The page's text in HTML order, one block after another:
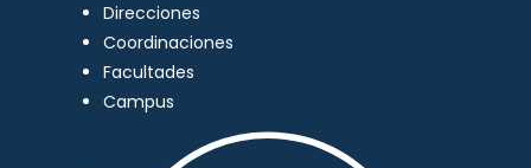
Direcciones
Coordinaciones
Facultades
Campus